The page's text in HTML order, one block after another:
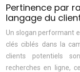
Pertinence par
langage du
Un slogan performant
clés ciblés dans la
clients potentiels
recherches en ligne,